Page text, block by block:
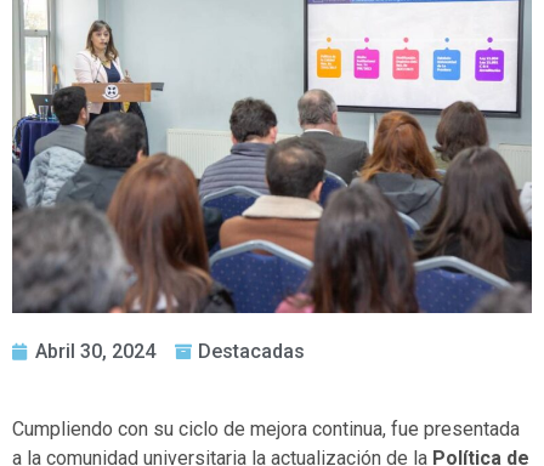
Abril 30, 2024 Destacadas
Cumpliendo con su ciclo de mejora continua, fue presentada
a la comunidad universitaria la actualización de la Política de